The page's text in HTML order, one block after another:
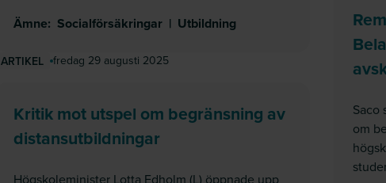
Ämne: Socialförsäkringar | Utbildning
ARTIKEL fredag 29 augusti 2025
Kritik mot utspel om begränsning av
distansutbildningar
Högskoleminister Lotta Edholm (L) öppnade upp
Saco
om